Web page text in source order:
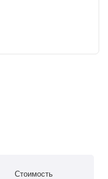
Стоимость